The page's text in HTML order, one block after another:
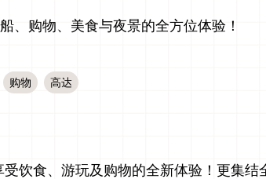
、购物、美食与夜景的全方位体验！
购物 高达
饮食、游玩及购物的全新体验！更集结